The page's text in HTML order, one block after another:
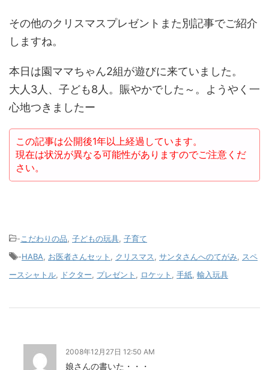
その他のクリスマスプレゼントまた別記事でご紹介
しますね。
本日は園ママちゃん2組が遊びに来ていました。
大人3人、子ども8人。賑やかでした～。ようやく一
心地つきましたー
この記事は公開後1年以上経過しています。
現在は状況が異なる可能性がありますのでご注意くだ
さい。
- こだわりの品 子どもの玩具 子育て
-HABA お医者さんセット クリスマス サンタさんへのてがみ
スペ
ースシャトル
ドクター プレゼント ロケット 手紙 輸入玩具
2008年12月27日 12:50 AM
娘さんの書いた・・・